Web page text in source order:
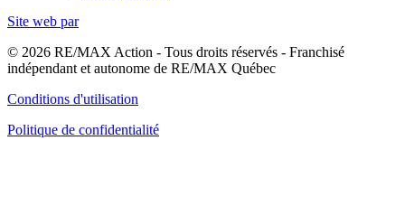
Site web par
© 2026 RE/MAX Action - Tous droits réservés - Franchisé
indépendant et autonome de RE/MAX Québec
Conditions d'utilisation
Politique de confidentialité